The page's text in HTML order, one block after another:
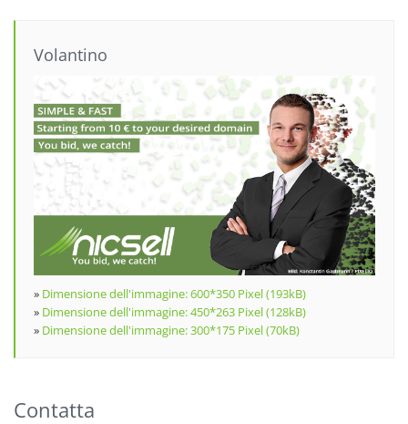
Volantino
» Dimensione dell'immagine: 600*350 Pixel (193kB)
» Dimensione dell'immagine: 450*263 Pixel (128kB)
» Dimensione dell'immagine: 300*175 Pixel (70kB)
Contatta